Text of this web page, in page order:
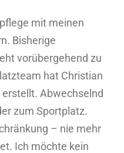
mit meinen
Bisherige
vorübergehend zu
hat Christian
Abwechselnd
zum Sportplatz.
– nie mehr
Ich möchte kein